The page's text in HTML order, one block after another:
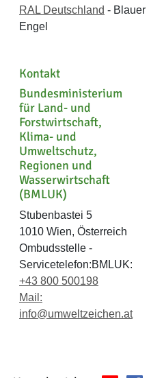
RAL Deutschland - Blauer
Engel
Kontakt
Bundesministerium
für Land- und
Forstwirtschaft,
Klima- und
Umweltschutz,
Regionen und
Wasserwirtschaft
(BMLUK)
Stubenbastei 5
1010 Wien, Österreich
Ombudsstelle -
Servicetelefon:BMLUK:
+43 800 500198
Mail:
info@umweltzeichen.at